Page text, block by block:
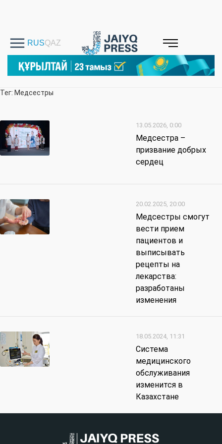
Тег: Медсестры
13.05.2026, 0:00
Медсестра –
призвание добрых
сердец
20.02.2025, 20:00
Медсестры смогут
вести прием
пациентов и
выписывать
рецепты на
лекарства:
разработаны
изменения
18.05.2024, 11:31
Система
медицинского
обслуживания
изменится в
Казахстане